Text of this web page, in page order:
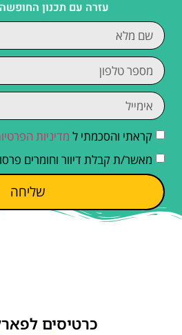
עזרה עם תכנון
קראתי והסכמתי ל מדיניות
מאשר/ת קבלת דיוור וחומרים
שליחה
כרטיסים